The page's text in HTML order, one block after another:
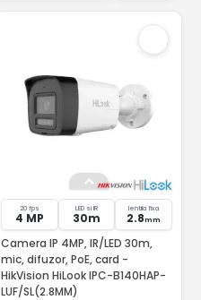
20 fps
4 MP
LED si IR
30m
lentila fixa
2.8mm
Camera IP 4MP, IR/LED 30m,
mic, difuzor, PoE, card -
HikVision HiLook IPC-B140HAP-
LUF/SL(2.8MM)